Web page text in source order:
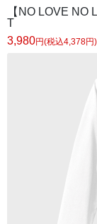
【NO LOVE NO
T
3,980円(税込4,378円)